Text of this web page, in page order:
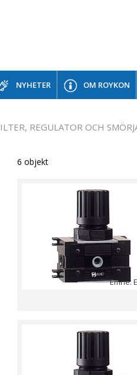
NYHETER OM ROYKON
REGULATOR OCH
6 objekt
Emne: